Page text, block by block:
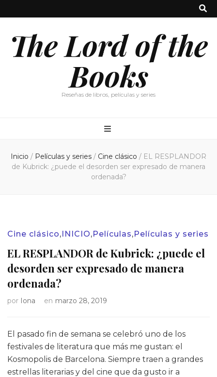
The Lord of the
Books
Reseñas de libros, películas y series
Inicio / Películas y series / Cine clásico / EL RESPLANDOR
de Kubrick: ¿puede el desorden ser expresado de manera
ordenada?
Cine clásico,INICIO,Películas,Películas y series
EL RESPLANDOR de Kubrick: ¿puede el
desorden ser expresado de manera
ordenada?
por Iona en marzo 28, 2019
El pasado fin de semana se celebró uno de los
festivales de literatura que más me gustan: el
Kosmopolis de Barcelona. Siempre traen a grandes
estrellas literarias y del cine que da gusto ir a